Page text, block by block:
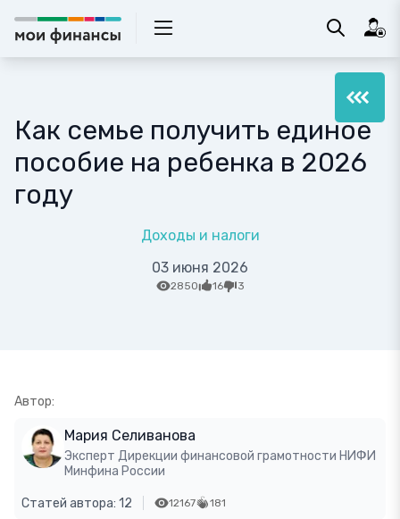
Как семье получить единое
пособие на ребенка в 2026
году
Доходы и налоги
03 июня 2026
2850 16 3
Автор:
Мария Селиванова
Эксперт Дирекции финансовой грамотности НИФИ
Минфина России
Статей автора: 12 12167 181